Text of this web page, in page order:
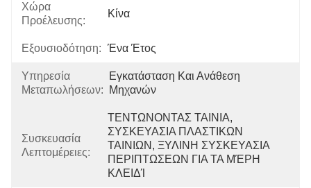
Χώρα
Προέλευσης:
Κίνα
Εξουσιοδότηση: Ένα Έτος
Υπηρεσία
Μεταπωλήσεων:
Εγκατάσταση Και Ανάθεση
Μηχανών
Συσκευασία
Λεπτομέρειες:
ΤΕΝΤΩΝΟΝΤΑΣ ΤΑΙΝΙΑ,
ΣΥΣΚΕΥΑΣΙΑ ΠΛΑΣΤΙΚΩΝ
ΤΑΙΝΙΩΝ, ΞΥΛΙΝΗ ΣΥΣΚΕΥΑΣΙΑ
ΠΕΡΙΠΤΩΣΕΩΝ ΓΙΑ ΤΑ ΜΈΡΗ
ΚΛΕΙΔΊ